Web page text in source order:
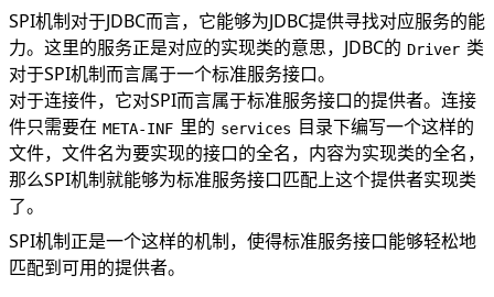
SPI机制对于JDBC而言，它能够为JDBC提供寻找对应服务的能
力。这里的服务正是对应的实现类的意思，JDBC的 Driver 类
对于SPI机制而言属于一个标准服务接口。
对于连接件，它对SPI而言属于标准服务接口的提供者。连接
件只需要在 META-INF 里的 services 目录下编写一个这样的
文件，文件名为要实现的接口的全名，内容为实现类的全名，
那么SPI机制就能够为标准服务接口匹配上这个提供者实现类
了。
SPI机制正是一个这样的机制，使得标准服务接口能够轻松地
匹配到可用的提供者。